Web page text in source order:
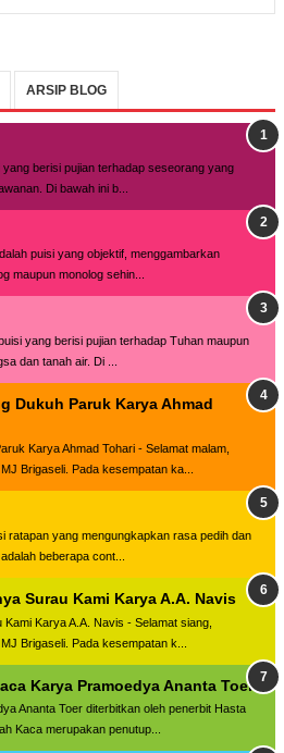
ARSIP BLOG
berisi pujian terhadap seseorang yang
Di bawah ini b...
puisi yang objektif, menggambarkan
maupun monolog sehin...
yang berisi pujian terhadap Tuhan maupun
dan tanah air. Di ...
Dukuh Paruk Karya Ahmad
Karya Ahmad Tohari - Selamat malam,
Brigaseli. Pada kesempatan ka...
ratapan yang mengungkapkan rasa pedih dan
beberapa cont...
Surau Kami Karya A.A. Navis
Karya A.A. Navis - Selamat siang,
Brigaseli. Pada kesempatan k...
Karya Pramoedya Ananta Toer
Ananta Toer diterbitkan oleh penerbit Hasta
Kaca merupakan penutup...